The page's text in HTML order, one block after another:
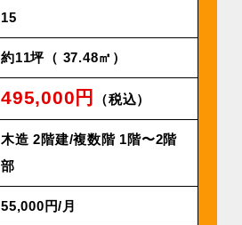
15
約11坪（ 37.48㎡）
495,000円 （税込）
⽊造 2階建/複数階 1階〜2階
部
55,000円/⽉